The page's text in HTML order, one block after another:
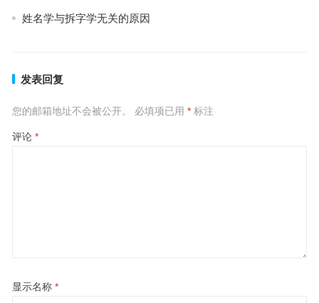
姓名学与拆字学无关的原因
发表回复
您的邮箱地址不会被公开。 必填项已用 *标注
评论 *
显示名称 *